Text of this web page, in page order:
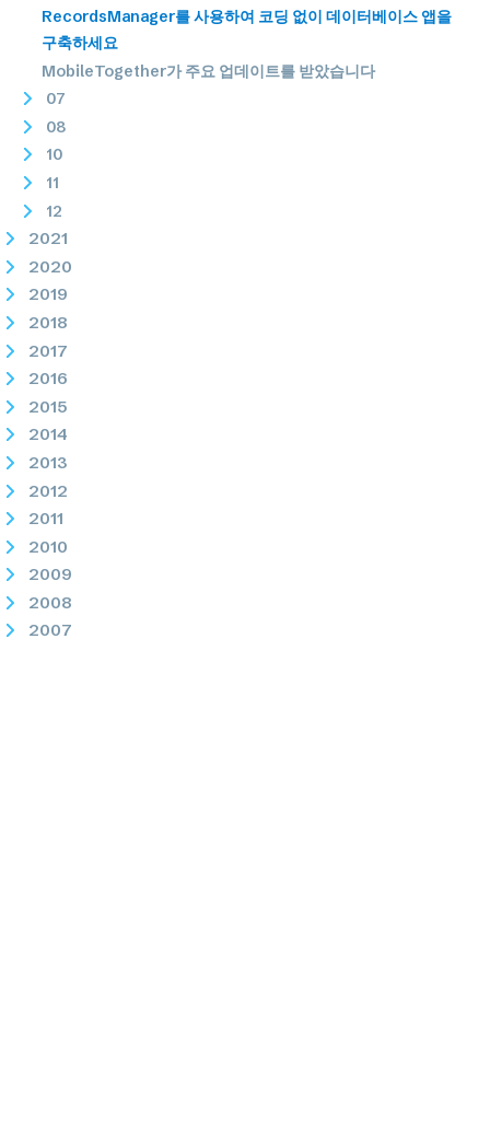
RecordsManager를 사용하여 코딩 없이 데이터베이스 앱을
구축하세요
MobileTogether가 주요 업데이트를 받았습니다
07
08
10
11
12
2021
2020
2019
2018
2017
2016
2015
2014
2013
2012
2011
2010
2009
2008
2007